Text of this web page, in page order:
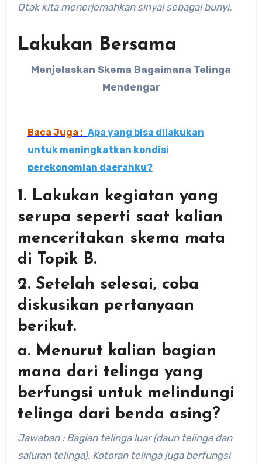
Otak kita menerjemahkan sinyal sebagai bunyi.
Lakukan Bersama
Menjelaskan Skema Bagaimana Telinga
Mendengar
Baca Juga : Apa yang bisa dilakukan
untuk meningkatkan kondisi
perekonomian daerahku?
1. Lakukan kegiatan yang
serupa seperti saat kalian
menceritakan skema mata
di Topik B.
2. Setelah selesai, coba
diskusikan pertanyaan
berikut.
a. Menurut kalian bagian
mana dari telinga yang
berfungsi untuk melindungi
telinga dari benda asing?
Jawaban : Bagian telinga luar (daun telinga dan
saluran telinga). Kotoran telinga juga berfungsi